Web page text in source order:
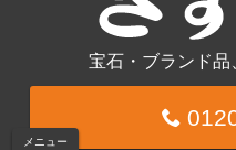
メニュー
宝石・ブランド